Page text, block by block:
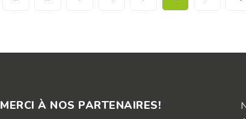
MERCI À NOS PARTENAIRES!